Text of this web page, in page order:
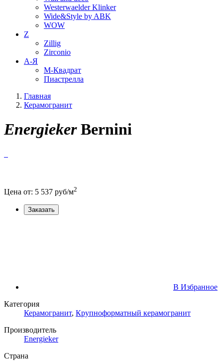
Westerwaelder Klinker
Wide&Style by ABK
WOW
Z
Zillig
Zirconio
А-Я
М-Квадрат
Пиастрелла
Главная
Керамогранит
EnergiekerBernini
Цена от: 5 537 руб/м2
Заказать
В Избранное
Категория
Керамогранит, Крупноформатный керамогранит
Производитель
Energieker
Страна